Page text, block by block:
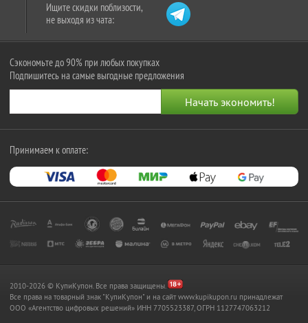
Ищите скидки поблизости,
не выходя из чата:
Сэкономьте до 90% при любых покупках
Подпишитесь на самые выгодные предложения
Принимаем к оплате:
2010-2026 © КупиКупон. Все права защищены.
Все права на товарный знак "КупиКупон" и на сайт www.kupikupon.ru принадлежат
OOO «Агентство цифровых решений» ИНН 7705523387, ОГРН 1127747063212